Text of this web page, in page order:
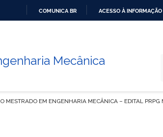
CONTEÚDO
COMUNICA BR ACESSO À INFORMAÇÃO
Mecânica
MESTRADO EM ENGENHARIA MECÂNICA – EDITAL